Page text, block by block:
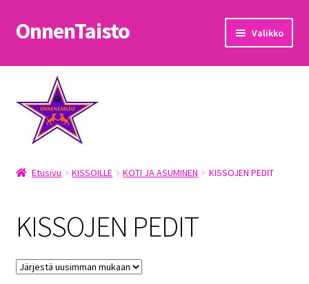
Siirry
navigointiin
Siirry
sisältöön
OnnenTaisto Valikko
Etusivu
Kassa
Oma tili
OnnenTaisto
Etusivu KISSOILLE KOTI JA ASUMINEN KISSOJEN PEDIT
KISSOJEN PEDIT